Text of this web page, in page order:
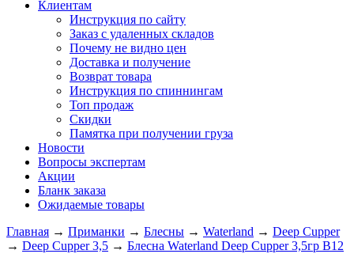
Клиентам
Инструкция по сайту
Заказ с удаленных складов
Почему не видно цен
Доставка и получение
Возврат товара
Инструкция по спиннингам
Топ продаж
Скидки
Памятка при получении груза
Новости
Вопросы экспертам
Акции
Бланк заказа
Ожидаемые товары
Главная → Приманки → Блесны → Waterland → Deep Cupper
→ Deep Cupper 3,5 → Блесна Waterland Deep Cupper 3,5гр B12